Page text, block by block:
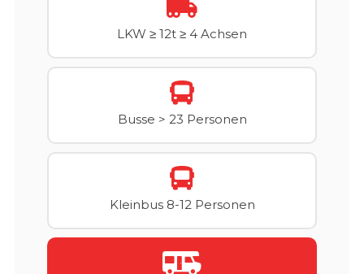
LKW ≥ 12t ≥ 4 Achsen
Busse > 23 Personen
Kleinbus 8-12 Personen